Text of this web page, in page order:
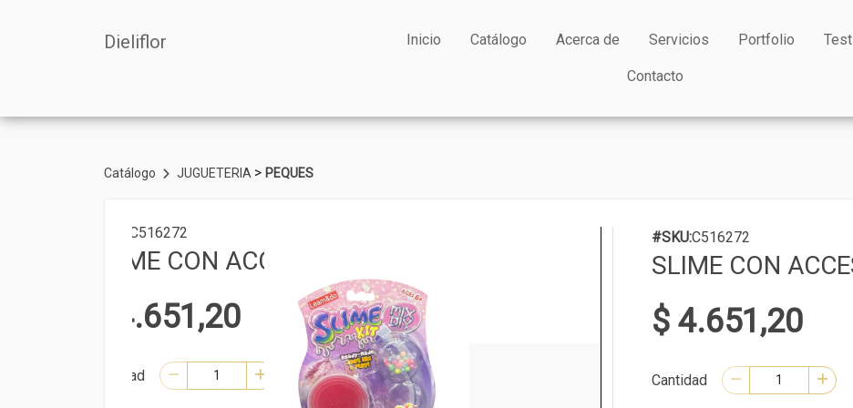
Dieliflor Inicio Catálogo Acerca de Servicios Portfolio
Contacto
Catálogo JUGUETERIA > PEQUES
#SKU:C516272
SLIME CON
$ 4.651,20
Cantidad